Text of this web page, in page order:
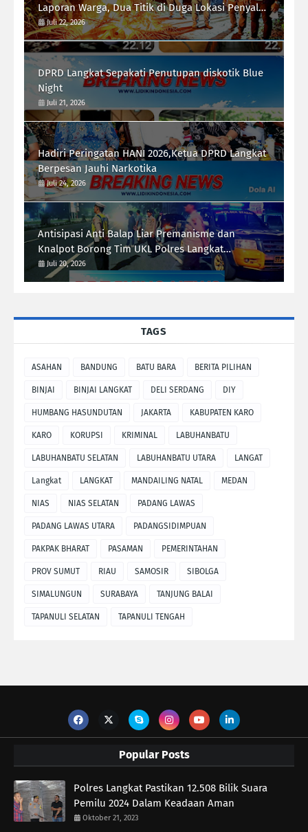
Laporan Warga, Dua Titik di Duga Lokasi Penyalah
Gunaan Narkoba di Desa Bubun di Musnahkan
Juli 22, 2026
DPRD Langkat Sepakati Penutupan diskotik Blue
Night
Juli 21, 2026
Hadiri Peringatan HANI 2026,Ketua DPRD Langkat
Berpesan Jauhi Narkotika
Juli 24, 2026
Antisipasi Anti Balap Liar Premanisme dan
Knalpot Borong Tim UKL Polres Langkat
Laksanakan Patroli Malam
Juli 20, 2026
TAGS
ASAHAN BANDUNG BATU BARA BERITA PILIHAN
BINJAI BINJAI LANGKAT DELI SERDANG DIY
HUMBANG HASUNDUTAN JAKARTA KABUPATEN KARO
KARO KORUPSI KRIMINAL LABUHANBATU
LABUHANBATU SELATAN LABUHANBATU UTARA LANGAT
Langkat LANGKAT MANDAILING NATAL MEDAN
NIAS NIAS SELATAN PADANG LAWAS
PADANG LAWAS UTARA PADANGSIDIMPUAN
PAKPAK BHARAT PASAMAN PEMERINTAHAN
PROV SUMUT RIAU SAMOSIR SIBOLGA
SIMALUNGUN SURABAYA TANJUNG BALAI
TAPANULI SELATAN TAPANULI TENGAH
Popular Posts
Polres Langkat Pastikan 12.508 Bilik Suara
Pemilu 2024 Dalam Keadaan Aman
Oktober 21, 2023